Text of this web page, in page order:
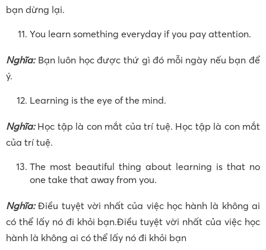
bạn dừng lại.
You learn something everyday if you pay attention.
Nghĩa: Bạn luôn học được thứ gì đó mỗi ngày nếu bạn để
ý.
Learning is the eye of the mind.
Nghĩa: Học tập là con mắt của trí tuệ. Học tập là con mắt
của trí tuệ.
The most beautiful thing about learning is that no
one take that away from you.
Nghĩa: Điều tuyệt vời nhất của việc học hành là không ai
có thể lấy nó đi khỏi bạn.Điều tuyệt vời nhất của việc học
hành là không ai có thể lấy nó đi khỏi bạn